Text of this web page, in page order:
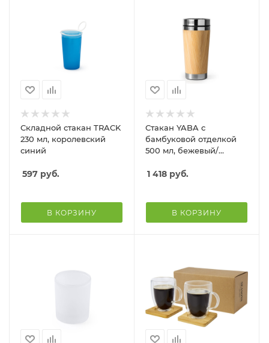
Складной стакан TRACK
230 мл, королевский
синий
597 руб.
В КОРЗИНУ
Стакан YABA с
бамбуковой отделкой
500 мл, бежевый/
1 418 руб.
В КОРЗИНУ